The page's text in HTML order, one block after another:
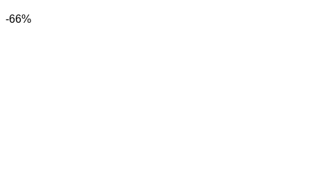
-66%